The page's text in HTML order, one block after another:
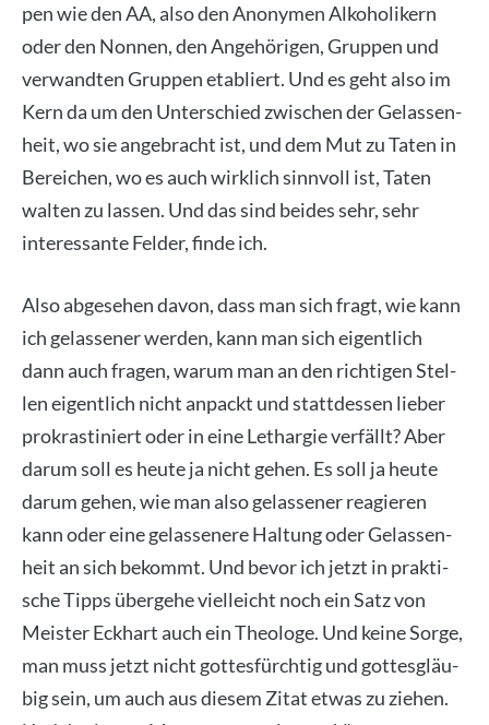
pen wie den AA, also den Anony­men Alko­ho­li­kern
oder den Non­nen, den Ange­hö­ri­gen, Grup­pen und
ver­wand­ten Grup­pen eta­bliert. Und es geht also im
Kern da um den Unter­schied zwi­schen der Gelas­sen­
heit, wo sie ange­bracht ist, und dem Mut zu Taten in
Berei­chen, wo es auch wirk­lich sinn­voll ist, Taten
wal­ten zu las­sen. Und das sind bei­des sehr, sehr
inter­es­san­te Fel­der, fin­de ich.
Also abge­se­hen davon, dass man sich fragt, wie kann
ich gelas­se­ner wer­den, kann man sich eigent­lich
dann auch fra­gen, war­um man an den rich­ti­gen Stel­
len eigent­lich nicht anpackt und statt­des­sen lie­ber
pro­kras­ti­niert oder in eine Lethar­gie ver­fällt? Aber
dar­um soll es heu­te ja nicht gehen. Es soll ja heu­te
dar­um gehen, wie man also gelas­se­ner reagie­ren
kann oder eine gelas­se­ne­re Hal­tung oder Gelas­sen­
heit an sich bekommt. Und bevor ich jetzt in prak­ti­
sche Tipps über­ge­he viel­leicht noch ein Satz von
Meis­ter Eck­hart auch ein Theo­lo­ge. Und kei­ne Sor­ge,
man muss jetzt nicht got­tes­fürch­tig und got­tes­gläu­
big sein, um auch aus die­sem Zitat etwas zu zie­hen.